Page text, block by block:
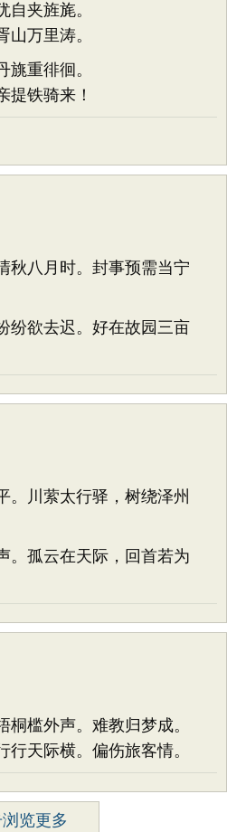
夹旌旄。
山万里涛。
重徘徊。
提铁骑来！
秋八月时。封事预需当宁
纷欲去迟。好在故园三亩
。川萦太行驿，树绕泽州
。孤云在天际，回首若为
槛外声。难教归梦成。
天际横。偏伤旅客情。
览更多